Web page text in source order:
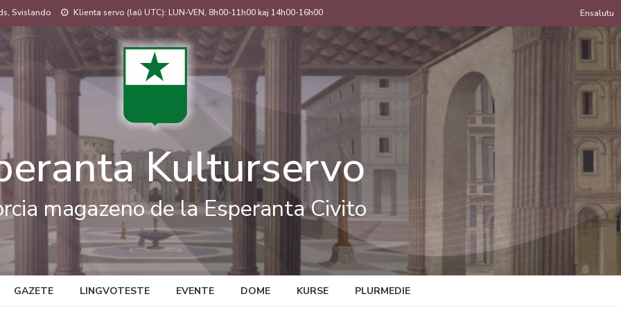
Svislando Klienta servo (laŭ UTC): LUN-VEN, 8h00-11h00 kaj 14h00-16h00
de
Ensalutu
Kulturservo
magazeno de la Esperanta Civito
GAZETE LINGVOTESTE EVENTE DOME KURSE PLURMEDIE